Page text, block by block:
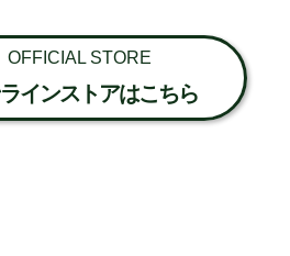
OFFICIAL STORE
インストアはこちら